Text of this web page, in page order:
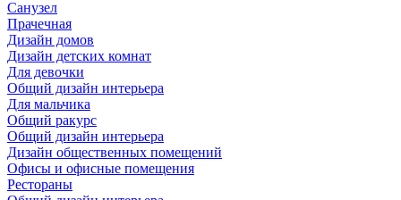
Санузел
Прачечная
Дизайн домов
Дизайн детских комнат
Для девочки
Общий дизайн интерьера
Для мальчика
Общий ракурс
Общий дизайн интерьера
Дизайн общественных помещений
Офисы и офисные помещения
Рестораны